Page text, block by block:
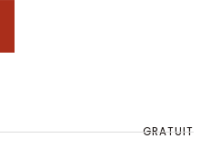
GRATUIT